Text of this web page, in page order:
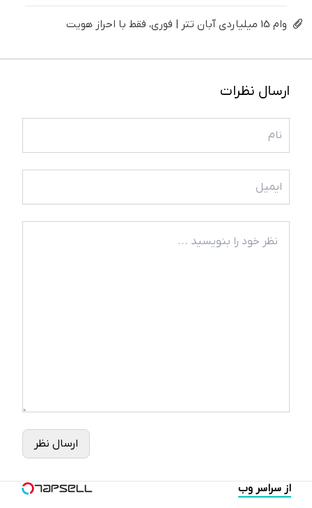
وام 15 میلیاردی آبان تتر | فوری، فقط با احراز هویت
ارسال نظرات
ارسال نظر
از سراسر وب